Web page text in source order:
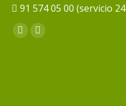
91 574 05 00 (servicio
Encuéntranos en:
FacebookInstagram